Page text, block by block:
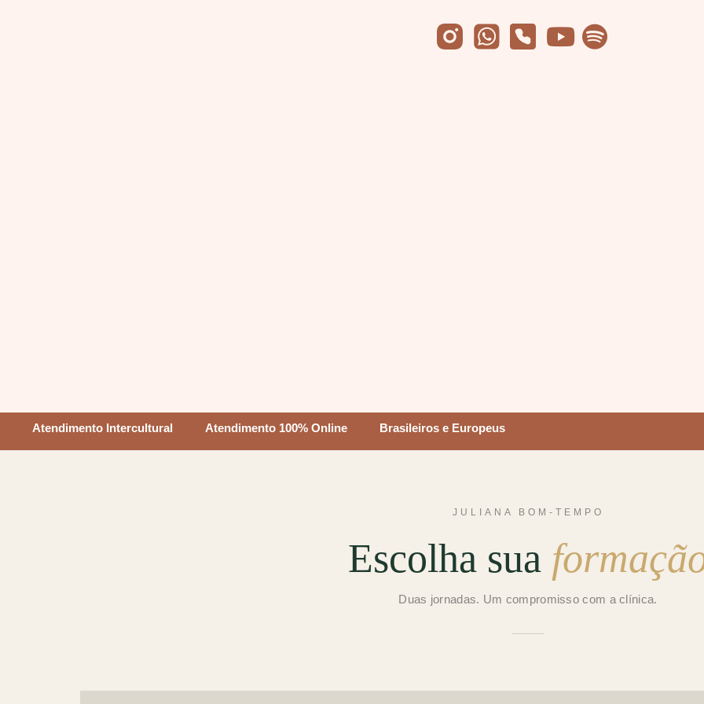
Atendimento Intercultural Atendimento 100% Online Brasileiros e Europeus
JULIANA BOM-TEMPO
Escolha sua
Duas jornadas. Um compromisso com a clínica.